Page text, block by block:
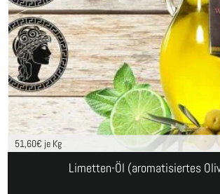
51,60€ je Kg
Limetten-Öl (aromatisiertes